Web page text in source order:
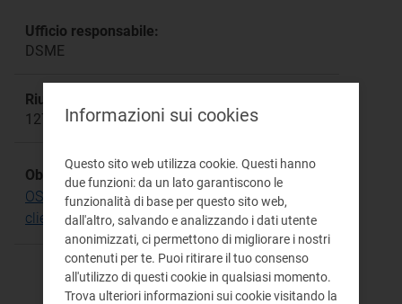
Ufficio responsabile:
DSME
Riunione:
1275
Obiettivo Strategico:
OS.24 Garantire la concorrenza e la tutela dei
clienti vulnerabili
Informazioni sui cookies
Questo sito web utilizza cookie. Questi hanno
due funzioni: da un lato garantiscono le
funzionalità di base per questo sito web,
dall'altro, salvando e analizzando i dati utente
anonimizzati, ci permettono di migliorare i nostri
contenuti per te. Puoi ritirare il tuo consenso
all'utilizzo di questi cookie in qualsiasi momento.
Trova ulteriori informazioni sui cookie visitando la